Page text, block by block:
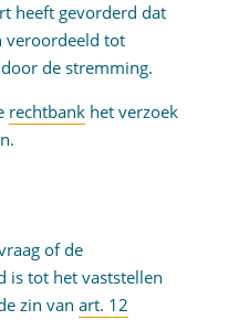
heeft gevorderd dat
veroordeeld tot
de stremming.
rechtbankhet verzoek
of de
is tot het vaststellen
zin van art. 12